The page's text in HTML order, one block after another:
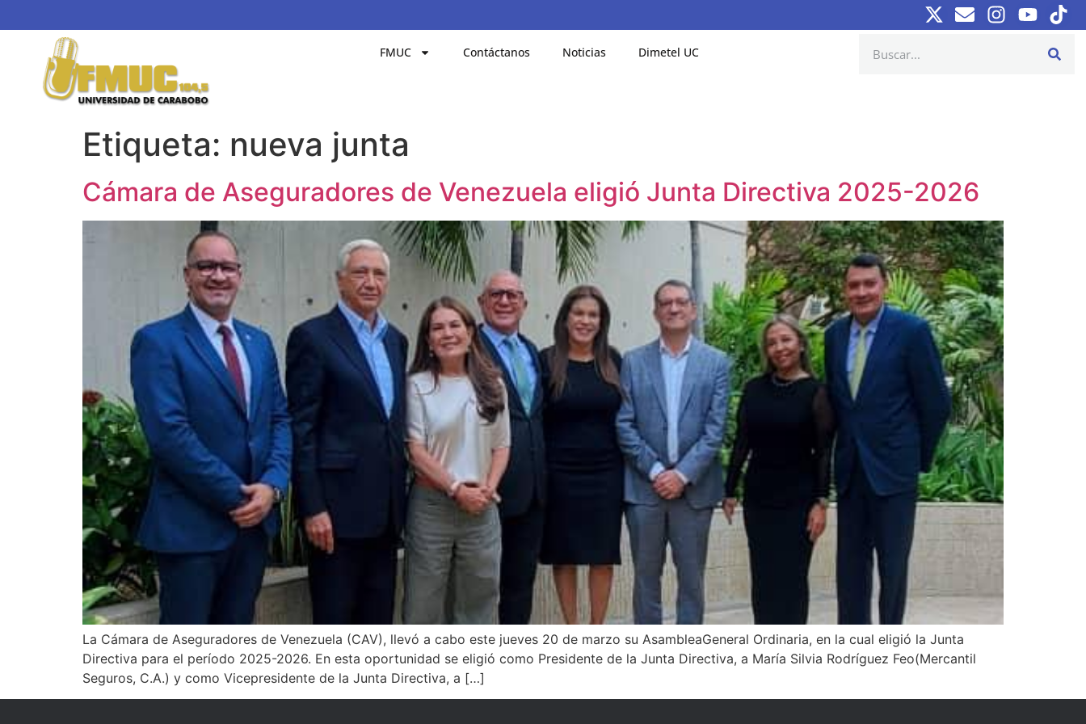
FMUC Contáctanos Noticias Dimetel UC
Etiqueta: nueva junta
Cámara de Aseguradores de Venezuela eligió Junta Directiva 2025-2026
La Cámara de Aseguradores de Venezuela (CAV), llevó a cabo este jueves 20 de marzo su AsambleaGeneral Ordinaria, en la cual eligió la Junta
Directiva para el período 2025-2026. En esta oportunidad se eligió como Presidente de la Junta Directiva, a María Silvia Rodríguez Feo(Mercantil
Seguros, C.A.) y como Vicepresidente de la Junta Directiva, a […]